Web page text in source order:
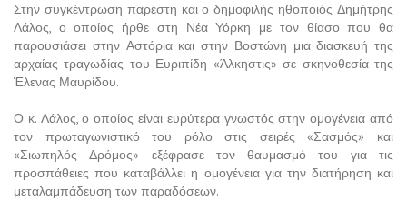
Στην συγκέντρωση παρέστη και ο δημοφιλής ηθοποιός Δημήτρης
Λάλος, ο οποίος ήρθε στη Νέα Υόρκη με τον θίασο που θα
παρουσιάσει στην Αστόρια και στην Βοστώνη μια διασκευή της
αρχαίας τραγωδίας του Ευριπίδη «Άλκηστις» σε σκηνοθεσία της
Έλενας Μαυρίδου.
Ο κ. Λάλος, ο οποίος είναι ευρύτερα γνωστός στην ομογένεια από
τον πρωταγωνιστικό του ρόλο στις σειρές «Σασμός» και
«Σιωπηλός Δρόμος» εξέφρασε τον θαυμασμό του για τις
προσπάθειες που καταβάλλει η ομογένεια για την διατήρηση και
μεταλαμπάδευση των παραδόσεων.